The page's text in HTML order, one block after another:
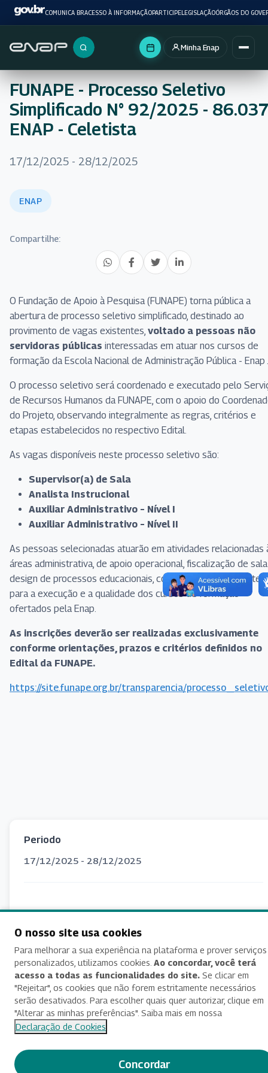
COMUNICA BRACESSO À INFORMAÇÃOPARTICIPELEGISLAÇÃOÓRGÃOS DO
Buscar no portal
Minha Enap
FUNAPE - Processo Seletivo
Simplificado N° 92/2025 - 86.037
ENAP - Celetista
17/12/2025 - 28/12/2025
ENAP
Compartilhe:
O Fundação de Apoio à Pesquisa (FUNAPE) torna pública a
abertura de processo seletivo simplificado, destinado ao
provimento de vagas existentes, voltado a pessoas não
servidoras públicas interessadas em atuar nos cursos de
formação da Escola Nacional de Administração Pública - Enap .
O processo seletivo será coordenado e executado pelo
de Recursos Humanos da FUNAPE, com o apoio do
do Projeto, observando integralmente as regras, critérios e
etapas estabelecidos no respectivo Edital.
As vagas disponíveis neste processo seletivo são:
Supervisor(a) de Sala
Analista Instrucional
Auxiliar Administrativo – Nível I
Auxiliar Administrativo – Nível II
As pessoas selecionadas atuarão em atividades relacionadas
áreas administrativa, de apoio operacional, fiscalização de
design de processos educacionais, contribuindo diretamente
para a execução e a qualidade dos cursos de formação
ofertados pela Enap.
As inscrições deverão ser realizadas exclusivamente
conforme orientações, prazos e critérios definidos no
Edital da FUNAPE.
https://site.funape.org.br/transparencia/
Periodo
17/12/2025 - 28/12/2025
Arquivos para download:
Edital FUNAPE nº 92/2025
O nosso site usa cookies
Para melhorar a sua experiência na plataforma e prover serviços
personalizados, utilizamos cookies. Ao concordar, você terá
acesso a todas as funcionalidades do site. Se clicar em
"Rejeitar", os cookies que não forem estritamente necessários
serão desativados. Para escolher quais quer autorizar, clique em
"Alterar as minhas preferências". Saiba mais em nossa
Declaração de Cookies
Concordar